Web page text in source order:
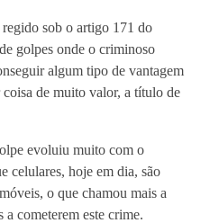
sob o artigo 171 do
golpes onde o criminoso
algum tipo de vantagem
de muito valor, a título de
evoluiu muito com o
celulares, hoje em dia, são
o que chamou mais a
a cometerem este crime.